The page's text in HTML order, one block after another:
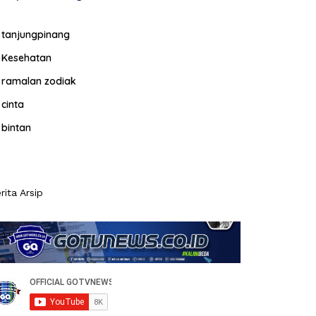
tanjungpinang
Kesehatan
ramalan zodiak
cinta
bintan
Arsip